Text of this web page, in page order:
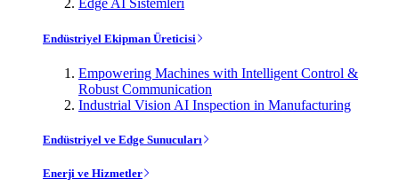
Edge AI Sistemleri
Endüstriyel Ekipman Üreticisi
Empowering Machines with Intelligent Control &
Robust Communication
Industrial Vision AI Inspection in Manufacturing
Endüstriyel ve Edge Sunucuları
Enerji ve Hizmetler